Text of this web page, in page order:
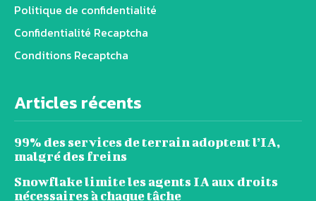
Politique de confidentialité
Confidentialité Recaptcha
Conditions Recaptcha
Articles récents
99% des services de terrain adoptent l’IA,
malgré des freins
Snowflake limite les agents IA aux droits
nécessaires à chaque tâche